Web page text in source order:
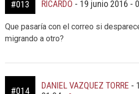
#013 RICARDO - 19 junio 2016 -
Que pasaría con el correo si
migrando a otro?
#014
DANIEL VAZQUEZ TORRE -